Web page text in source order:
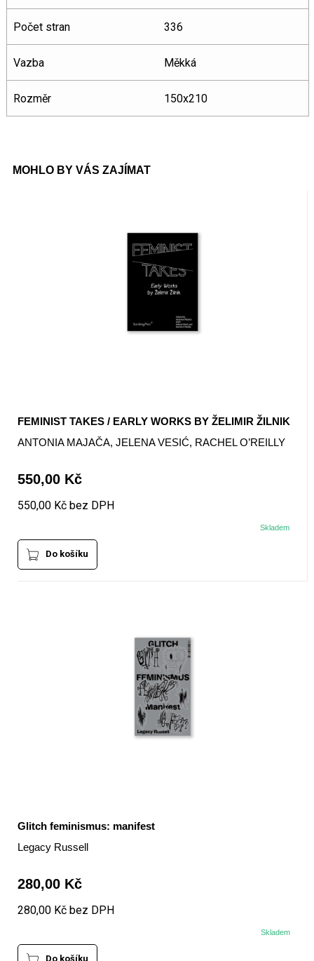
Počet stran 336
Vazba Měkká
Rozměr 150x210
MOHLO BY VÁS ZAJÍMAT
FEMINIST TAKES / EARLY WORKS BY ŽELIMIR ŽILNIK
ANTONIA MAJAČA, JELENA VESIĆ, RACHEL O’REILLY
550,00 Kč
550,00 Kč bez DPH
Skladem
Do košíku
Glitch feminismus: manifest
Legacy Russell
280,00 Kč
280,00 Kč bez DPH
Skladem
Do košíku